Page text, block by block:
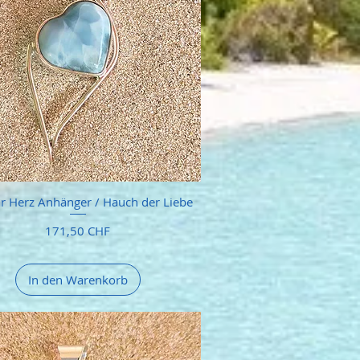
Herz Anhänger / Hauch der Liebe
Preis
171,50 CHF
In den Warenkorb